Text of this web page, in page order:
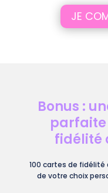
JE
Bonus :
parfaite
fidélité
100 cartes de
de votre choix